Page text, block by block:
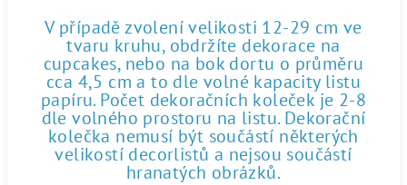
V případě zvolení velikosti 12-29 cm ve
tvaru kruhu, obdržíte dekorace na
cupcakes, nebo na bok dortu o průměru
cca 4,5 cm a to dle volné kapacity listu
papíru. Počet dekoračních koleček je 2-8
dle volného prostoru na listu. Dekorační
kolečka nemusí být součástí některých
velikostí decorlistů a nejsou součástí
hranatých obrázků.